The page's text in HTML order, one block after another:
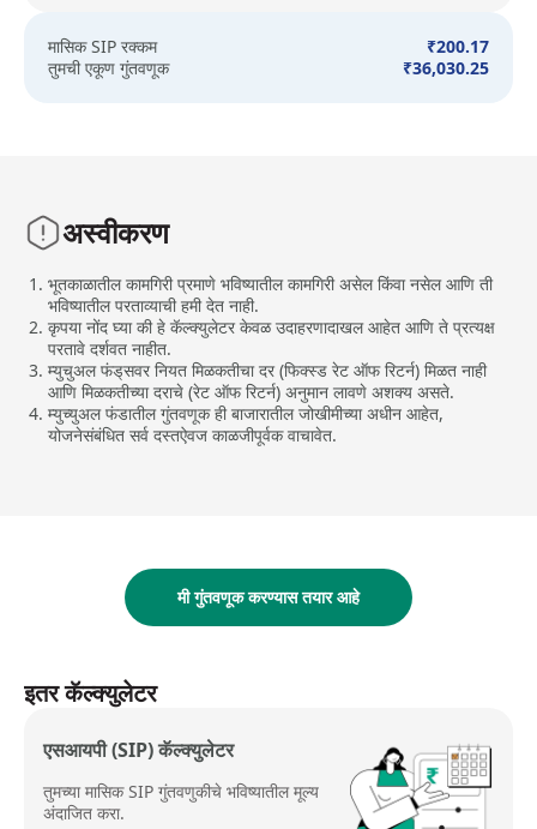
मासिक SIP रक्कम ₹200.17
तुमची एकूण गुंतवणूक
₹36,030.25
अस्वीकरण
भूतकाळातील कामगिरी प्रमाणे भविष्यातील कामगिरी असेल किंवा नसेल आणि ती
भविष्यातील परताव्याची हमी देत नाही.
कृपया नोंद घ्या की हे कॅल्क्युलेटर केवळ उदाहरणादाखल आहेत आणि ते प्रत्यक्ष
परतावे दर्शवत नाहीत.
म्युचुअल फंड्‌सवर नियत मिळकतीचा दर (फिक्स्ड रेट ऑफ रिटर्न) मिळत नाही
आणि मिळकतीच्या दराचे (रेट ऑफ रिटर्न) अनुमान लावणे अशक्य असते.
म्युच्युअल फंडातील गुंतवणूक ही बाजारातील जोखीमीच्या अधीन आहेत,
योजनेसंबंधित सर्व दस्तऐवज काळजीपूर्वक वाचावेत.
मी गुंतवणूक करण्यास तयार आहे
इतर कॅल्क्युलेटर
एसआयपी (SIP) कॅल्क्युलेटर
तुमच्या मासिक SIP गुंतवणुकीचे भविष्यातील मूल्य
अंदाजित करा.